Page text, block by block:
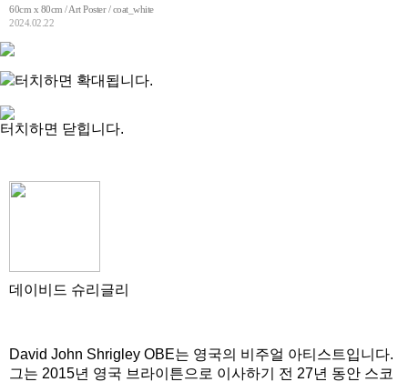
60cm x 80cm / Art Poster / coat_white
2024.02.22
터치하면 확대됩니다.
터치하면 닫힙니다.
데이비드 슈리글리
David John Shrigley OBE는 영국의 비주얼 아티스트입니다.
그는 2015년 영국 브라이튼으로 이사하기 전 27년 동안 스코